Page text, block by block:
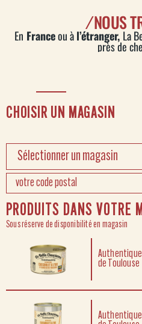
/NOUS
En Franceou àl’étranger, La
près de
CHOISIR UN MAGASIN
Sélectionner un magasin
PRODUITS DANS VOTRE
Sous réserve de disponibilité en magasin
de Toulouse